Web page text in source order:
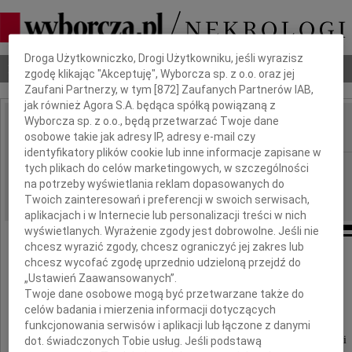
Nekrologi Odeszli Poradnik pogrzebowy
IMIĘ I NAZWISKO:
REGION: Łódź
DATA EMISJI: 09.09.2009
Panu
Tadeuszowi Winiarkowi
szczere wyrazy współczucia z powodu śmierci
Dbamy o Twoją prywatność
Droga Użytkowniczko, Drogi Użytkowniku, jeśli wyrazisz
zgodę klikając "Akceptuję", Wyborcza sp. z o.o. oraz jej
Zaufani Partnerzy, w tym [872 ] Zaufanych Partnerów IAB,
jak również Agora S.A. będąca spółką powiązaną z
Wyborcza sp. z o.o., będą przetwarzać Twoje dane
osobowe takie jak adresy IP, adresy e-mail czy
identyfikatory plików cookie lub inne informacje zapisane w
tych plikach do celów marketingowych, w szczególności
na potrzeby wyświetlania reklam dopasowanych do
Twoich zainteresowań i preferencji w swoich serwisach,
aplikacjach i w Internecie lub personalizacji treści w nich
wyświetlanych. Wyrażenie zgody jest dobrowolne. Jeśli nie
chcesz wyrazić zgody, chcesz ograniczyć jej zakres lub
chcesz wycofać zgodę uprzednio udzieloną przejdź do
„Ustawień Zaawansowanych”.
Twoje dane osobowe mogą być przetwarzane także do
celów badania i mierzenia informacji dotyczących
funkcjonowania serwisów i aplikacji lub łączone z danymi
dot. świadczonych Tobie usług. Jeśli podstawą